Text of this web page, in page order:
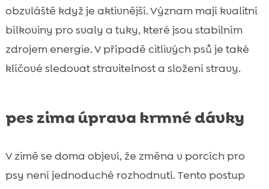
obzvláště když je aktivnější. Význam mají kvalitní
bílkoviny pro svaly a tuky, které jsou stabilním
zdrojem energie. V případě citlivých psů je také
klíčové sledovat stravitelnost a složení stravy.
pes zima úprava krmné dávky
V zimě se doma objeví, že změna v porcích pro
psy není jednoduché rozhodnutí. Tento postup